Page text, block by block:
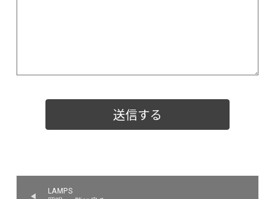
LAMPS